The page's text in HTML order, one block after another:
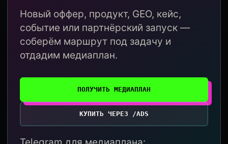
Новый оффер, продукт, GEO, кейс,
событие или партнёрский запуск —
соберём маршрут под задачу и
отдадим медиаплан.
ПОЛУЧИТЬ МЕДИАПЛАН
КУПИТЬ ЧЕРЕЗ /ADS